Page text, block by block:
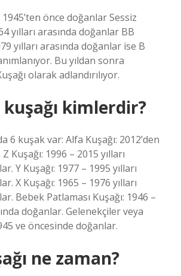
önce doğanlar Sessiz
yılları arasında doğanlar BB
yılları arasında doğanlar ise B
Bu yıldan sonra
olarak adlandırılıyor.
kimlerdir?
6 kuşak var: Alfa Kuşağı: 2012’den
Kuşağı: 1996 – 2015 yılları
Y Kuşağı: 1977 – 1995 yılları
X Kuşağı: 1965 – 1976 yılları
Bebek Patlaması Kuşağı: 1946 –
doğanlar. Gelenekçiler veya
ve öncesinde doğanlar.
ne zaman?